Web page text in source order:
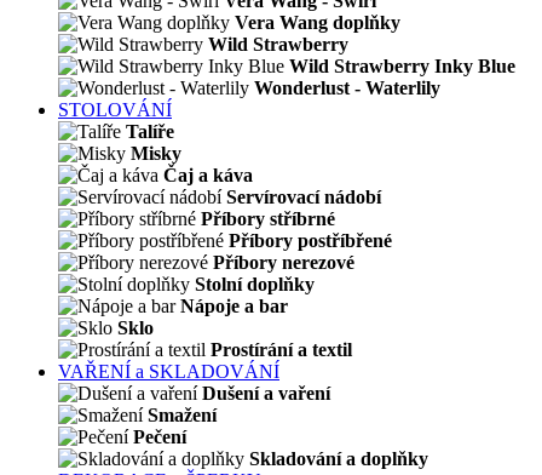
Vera Wang doplňky
Wild Strawberry
Wild Strawberry Inky Blue
Wonderlust - Waterlily
STOLOVÁNÍ
Talíře
Misky
Čaj a káva
Servírovací nádobí
Příbory stříbrné
Příbory postříbřené
Příbory nerezové
Stolní doplňky
Nápoje a bar
Sklo
Prostírání a textil
VAŘENÍ a SKLADOVÁNÍ
Dušení a vaření
Smažení
Pečení
Skladování a doplňky